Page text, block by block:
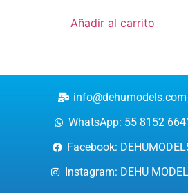
Añadir al carrito
info@dehumodels.com
WhatsApp: 55 8152
Facebook:
Instagram: DEHU